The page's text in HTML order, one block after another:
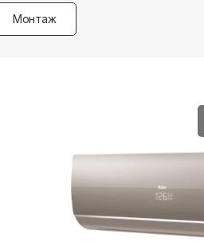
Монтаж